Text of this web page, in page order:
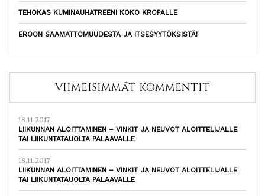
TEHOKAS KUMINAUHATREENI KOKO KROPALLE
EROON SAAMATTOMUUDESTA JA ITSESYYTÖKSISTÄ!
VIIMEISIMMÄT KOMMENTIT
18.11.2017
LIIKUNNAN ALOITTAMINEN – VINKIT JA NEUVOT ALOITTELIJALLE
TAI LIIKUNTATAUOLTA PALAAVALLE
18.11.2017
LIIKUNNAN ALOITTAMINEN – VINKIT JA NEUVOT ALOITTELIJALLE
TAI LIIKUNTATAUOLTA PALAAVALLE